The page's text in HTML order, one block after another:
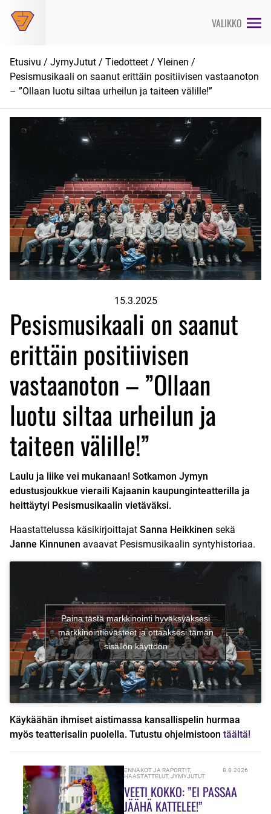
suoraan
VALIKKO
Etusivu / JymyJutut / Tiedotteet / Yleinen /
Pesismusikaali on saanut erittäin positiivisen vastaanoton
– ”Ollaan luotu siltaa urheilun ja taiteen välille!”
15.3.2025
Pesismusikaali on saanut
erittäin positiivisen
vastaanoton – ”Ollaan
luotu siltaa urheilun ja
taiteen välille!”
Laulu ja liike vei mukanaan! Sotkamon Jymyn
edustusjoukkue vieraili Kajaanin kaupunginteatterilla ja
heittäytyi Pesismusikaalin vietäväksi.
Haastattelussa käsikirjoittajat Sanna Heikkinen sekä
Janne Kinnunen avaavat Pesismusikaalin syntyhistoriaa.
Paina tästä markkinointi hyväksyäksesi
markkinointievästeet ja ottaaksesi tämän
sisällön käyttöön
Käykäähän ihmiset aistimassa kansallispelin hurmaa
myös teatterisalin puolella. Tutustu ohjelmistoon täältä!
ENNAKOT JA RAPORTIT,
HAASTATTELUT,JYMYJUTUT
8.8.2026
VEETI KOKKO: ”EI PASSAA
JÄÄHÄ KATTELEE!”